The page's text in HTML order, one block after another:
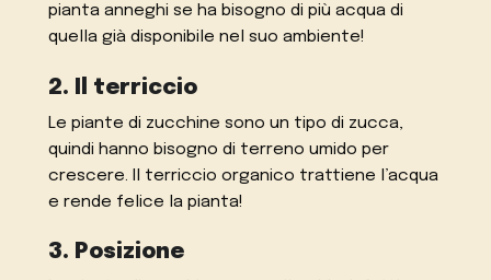
pianta anneghi se ha bisogno di più acqua di
quella già disponibile nel suo ambiente!
2. Il terriccio
Le piante di zucchine sono un tipo di zucca,
quindi hanno bisogno di terreno umido per
crescere. Il terriccio organico trattiene l’acqua
e rende felice la pianta!
3. Posizione